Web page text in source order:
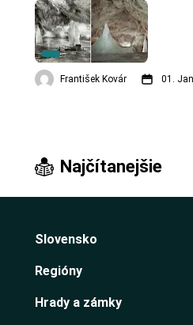
František Kovár 01.
Najčítanejšie
Slovensko
Regióny
Hrady a zámky